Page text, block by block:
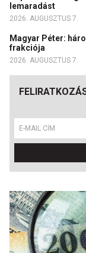
lemaradást
2026. AUGUSZTUS 7.
Magyar Péter:
frakciója
2026. AUGUSZTUS 7.